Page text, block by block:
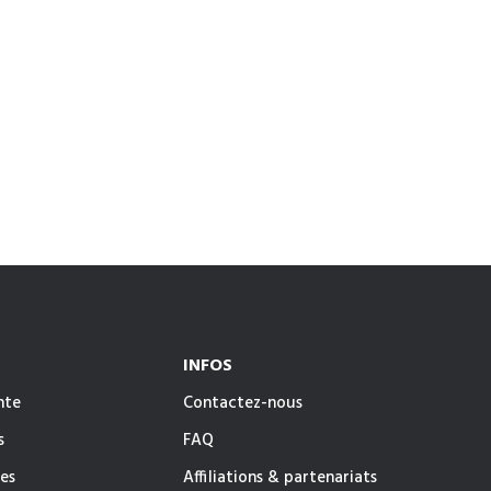
INFOS
Contactez-nous
FAQ
Affiliations & partenariats